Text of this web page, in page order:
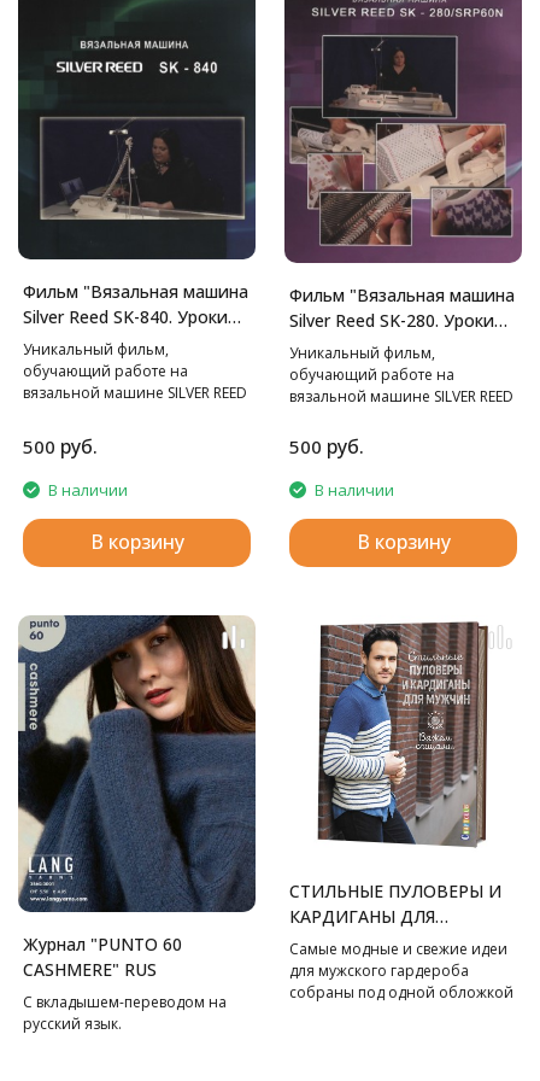
Фильм "Вязальная машина
Silver Reed SK-840. Уроки
мастерства."
Уникальный фильм,
обучающий работе на
вязальной машине SILVER REED
500 руб.
В наличии
В корзину
Фильм "Вязальная машина
Silver Reed SK-280. Уроки
мастерства."
Уникальный фильм,
обучающий работе на
вязальной машине SILVER REED
500 руб.
В наличии
В корзину
Журнал "PUNTO 60
CASHMERE" RUS
С вкладышем-переводом на
русский язык.
СТИЛЬНЫЕ ПУЛОВЕРЫ И
КАРДИГАНЫ ДЛЯ
МУЖЧИН. ВЯЖЕМ
СПИЦАМИ
Самые модные и свежие идеи
для мужского гардероба
собраны под одной обложкой